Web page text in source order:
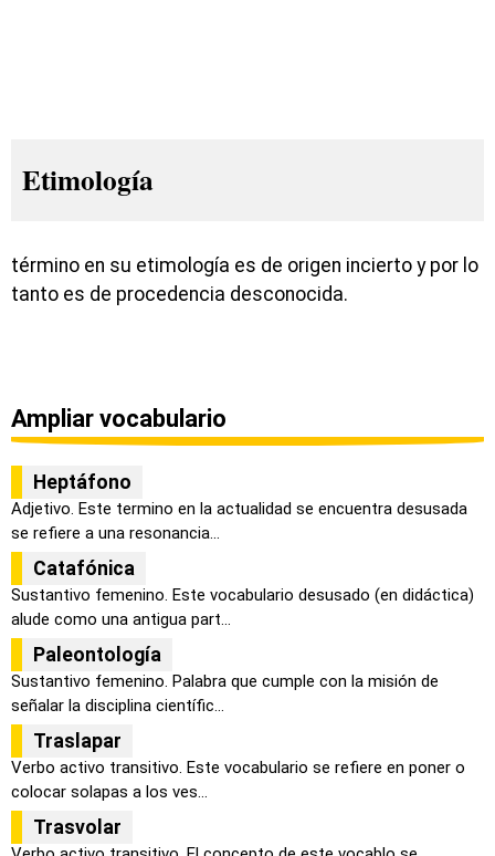
Etimología
término en su etimología es de origen incierto y por lo
tanto es de procedencia desconocida.
Ampliar vocabulario
Heptáfono
Adjetivo. Este termino en la actualidad se encuentra desusada
se refiere a una resonancia...
Catafónica
Sustantivo femenino. Este vocabulario desusado (en didáctica)
alude como una antigua part...
Paleontología
Sustantivo femenino. Palabra que cumple con la misión de
señalar la disciplina científic...
Traslapar
Verbo activo transitivo. Este vocabulario se refiere en poner o
colocar solapas a los ves...
Trasvolar